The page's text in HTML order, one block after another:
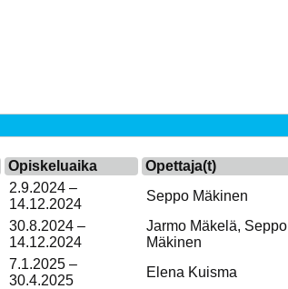
Opiskeluaika Opettaja(t)
2.9.2024 –
14.12.2024
Seppo Mäkinen
30.8.2024 –
14.12.2024
Jarmo Mäkelä, Seppo
Mäkinen
7.1.2025 –
30.4.2025
Elena Kuisma